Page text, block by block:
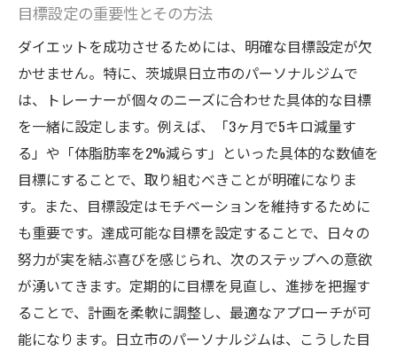
目標設定の重要性とその方法
ダイエットを成功させるためには、明確な目標設定が欠
かせません。特に、茨城県日立市のパーソナルジムで
は、トレーナーが個々のニーズに合わせた具体的な目標
を一緒に設定します。例えば、「3ヶ月で5キロ減量す
る」や「体脂肪率を2%減らす」といった具体的な数値を
目標にすることで、取り組むべきことが明確になりま
す。また、目標設定はモチベーションを維持するために
も重要です。達成可能な目標を設定することで、日々の
努力が実を結ぶ喜びを感じられ、次のステップへの意欲
が湧いてきます。定期的に目標を見直し、進捗を把握す
ることで、計画を柔軟に調整し、最適なアプローチが可
能になります。日立市のパーソナルジムは、こうした目